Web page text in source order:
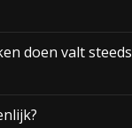
doen valt